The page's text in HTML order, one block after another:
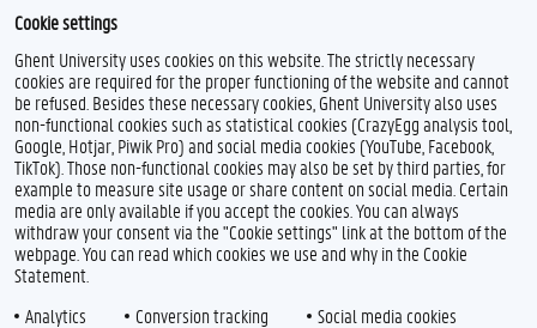
Oasis
Research Explorer
F
a
c
e
b
o
o
k
L
i
n
k
e
d
I
Y
o
u
T
u
b
e
I
n
s
t
a
g
r
Feedback
Privacy
Disclaimer
Toegankelijkheid
Cookie settings
Ghent University uses cookies on this website. The strictly necessary
cookies are required for the proper functioning of the website and cannot
be refused. Besides these necessary cookies, Ghent University also uses
non-functional cookies such as statistical cookies (CrazyEgg analysis tool,
Google, Hotjar, Piwik Pro) and social media cookies (YouTube, Facebook,
TikTok). Those non-functional cookies may also be set by third parties, for
example to measure site usage or share content on social media. Certain
media are only available if you accept the cookies. You can always
withdraw your consent via the "Cookie settings" link at the bottom of the
webpage. You can read which cookies we use and why in the Cookie
Statement.
Analytics
Conversion tracking Social media cookies